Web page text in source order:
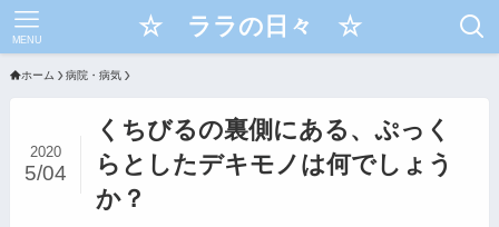
☆ ララの日々 ☆
MENU
ホーム 病院・病気
くちびるの裏側にある、ぷっく
らとしたデキモノは何でしょう
か？
2020
5/04